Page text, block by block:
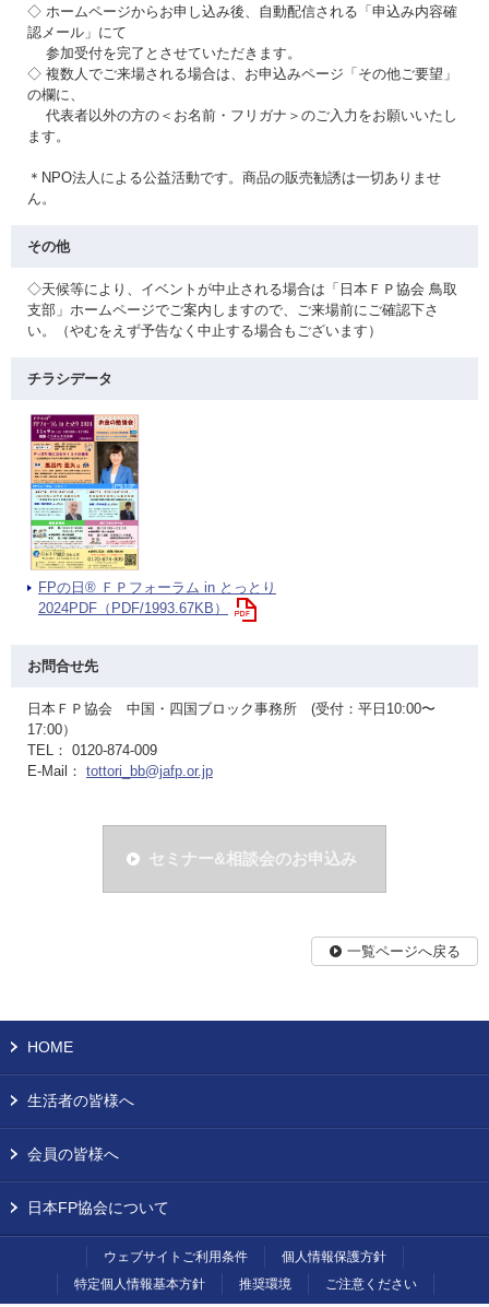
◇ ホームページからお申し込み後、自動配信される「申込み内容確
認メール」にて
参加受付を完了とさせていただきます。
◇ 複数人でご来場される場合は、お申込みページ「その他ご要望」
の欄に、
代表者以外の方の＜お名前・フリガナ＞のご入力をお願いいたし
ます。
＊NPO法人による公益活動です。商品の販売勧誘は一切ありませ
ん。
その他
◇天候等により、イベントが中止される場合は「日本ＦＰ協会 鳥取
支部」ホームページでご案内しますので、ご来場前にご確認下さ
い。（やむをえず予告なく中止する場合もございます）
チラシデータ
FPの日® ＦＰフォーラム in とっとり
2024PDF（PDF/1993.67KB）
お問合せ先
日本ＦＰ協会 中国・四国ブロック事務所 (受付：平日10:00〜
17:00）
TEL： 0120-874-009
E-Mail： tottori_bb@jafp.or.jp
セミナー&相談会のお申込み
一覧ページへ戻る
HOME
生活者の皆様へ
会員の皆様へ
日本FP協会について
ウェブサイトご利用条件
個人情報保護方針
特定個人情報基本方針
推奨環境 ご注意ください